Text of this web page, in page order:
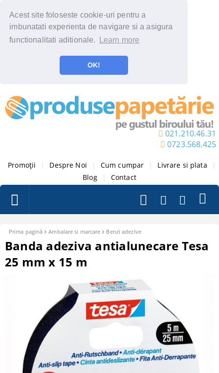
Acest site foloseste cookie-uri pentru a
imbunatati experienta de navigare si a asigura
functionalitati aditionale.
Learn more
OK!
021.210.46.31
0723.568.425
Promoții Despre Noi Cum cumpar Livrare si plata
Blog
Contact
Prima pagină Ambalare si marcare Benzi adezive
Banda adeziva antialunecare Tesa
25 mm x 15 m